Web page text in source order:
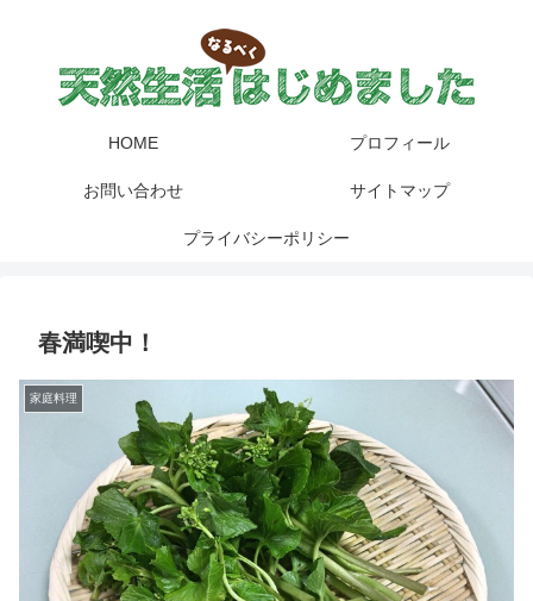
HOME プロフィール
お問い合わせ サイトマップ
プライバシーポリシー
春満喫中！
家庭料理